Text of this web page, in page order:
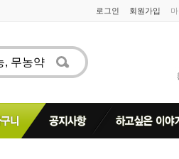
로그인 회원가입